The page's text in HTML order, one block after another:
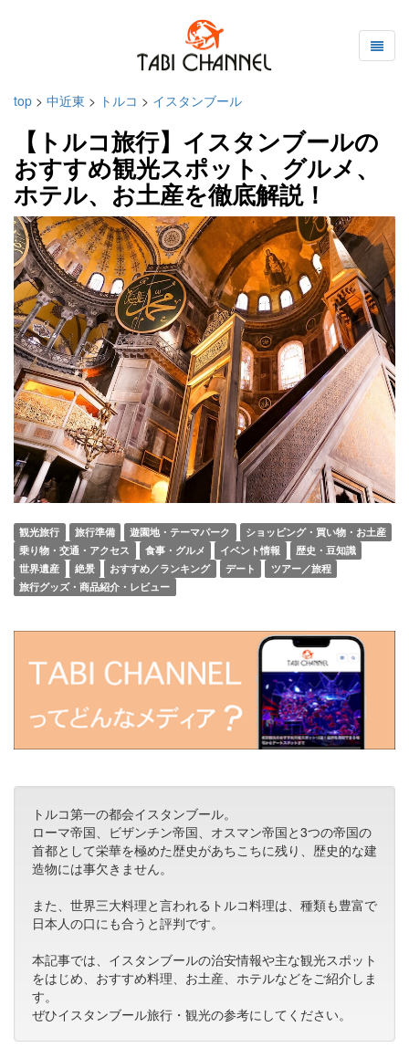
top > 中近東 > トルコ > イスタンブール
【トルコ旅行】イスタンブールの
おすすめ観光スポット、グルメ、
ホテル、お土産を徹底解説！
観光旅行 旅行準備 遊園地・テーマパーク
ショッピング・買い物・お土産
乗り物・交通・アクセス
食事・グルメ イベント情報
歴史・豆知識
世界遺産
絶景 おすすめ／ランキング デート
ツアー／旅程
旅行グッズ・商品紹介・レビュー
トルコ第一の都会イスタンブール。
ローマ帝国、ビザンチン帝国、オスマン帝国と3つの帝国の
首都として栄華を極めた歴史があちこちに残り、歴史的な建
造物には事欠きません。
また、世界三大料理と言われるトルコ料理は、種類も豊富で
日本人の口にも合うと評判です。
本記事では、イスタンブールの治安情報や主な観光スポット
をはじめ、おすすめ料理、お土産、ホテルなどをご紹介しま
す。
ぜひイスタンブール旅行・観光の参考にしてください。